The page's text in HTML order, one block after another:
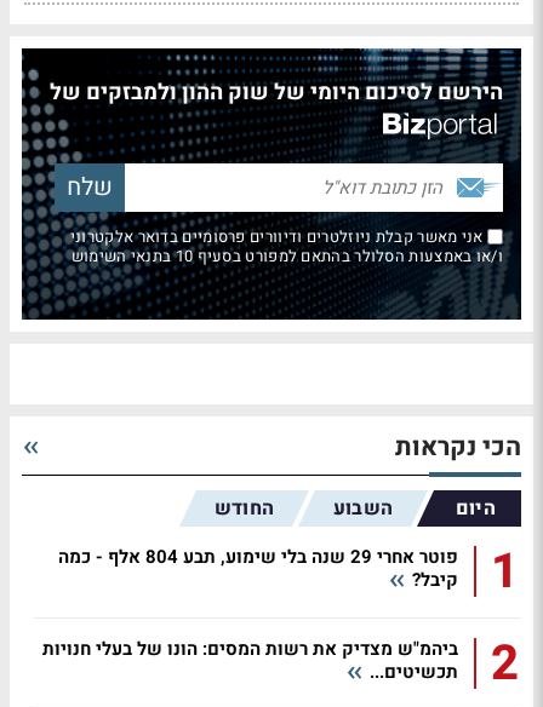
הירשם לסיכום היומי של שוק ההון ולמבזקים של
אני מאשר קבלת ניוזלטרים ודיוורים פרסומיים בדואר אלקטרוני
ו/או באמצעות הסלולר בהתאם למפורט בסעיף 10 בתנאי השימוש
הכי נקראות
היום השבוע החודש
1
פוטר אחרי 29 שנה בלי שימוע, תבע 804 אלף - כמה
קיבל?
2
ביהמ"ש מצדיק את רשות המסים: הונו של בעלי חנויות
תכשיטים...